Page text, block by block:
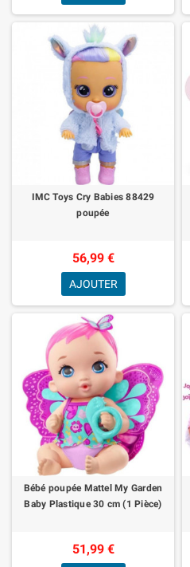
IMC Toys Cry Babies 88429
poupée
56,99 €
AJOUTER
Bébé poupée Mattel My Garden
Baby Plastique 30 cm (1 Pièce)
51,99 €